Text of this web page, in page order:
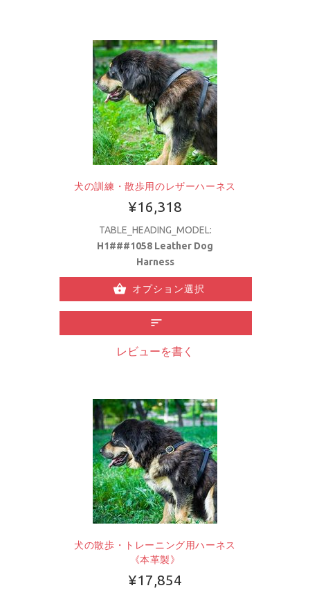
犬の訓練・散歩用のレザーハーネス
¥16,318
TABLE_HEADING_MODEL:
H1###1058 Leather Dog
Harness
オプション選択
レビューを書く
犬の散歩・トレーニング用ハーネス
《本革製》
¥17,854